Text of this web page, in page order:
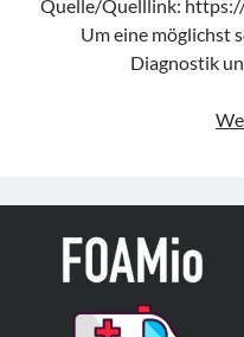
Quelle/Quelllink:
Um eine möglichst
Diagnostik